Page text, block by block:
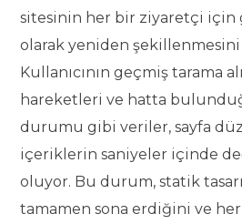
sitesinin her bir ziyaretçi için
olarak yeniden şekillenmesini
Kullanıcının geçmiş tarama
hareketleri ve hatta
durumu gibi veriler, sayfa
içeriklerin saniyeler içinde
oluyor. Bu durum, statik
tamamen sona erdiğini ve her